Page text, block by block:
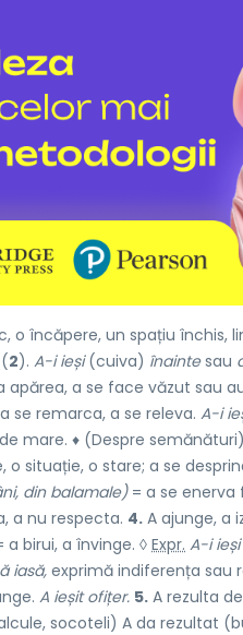
o încăpere, un spațiu
2). A-i ieși(cuiva) înaintesau
apărea, a se face văzut sau
a se remarca, a se releva. A-i
mare. ♦ (Despre
o situație, o stare; a se
din balamale)= a se enerva
a nu respecta. 4. A ajunge, a
a birui, a învinge. ◊ Expr. A-i ieși
iasă, exprimă indiferența sau
A ieșit ofițer. 5. A rezulta
socoteli) A da rezultat